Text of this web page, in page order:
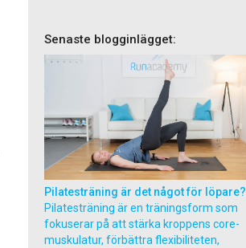
Senaste blogginlägget:
Pilatesträning är det något för löpare?
Pilatesträning är en träningsform som
fokuserar på att stärka kroppens core-
muskulatur, förbättra flexibiliteten,